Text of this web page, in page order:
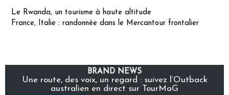
Le Rwanda, un tourisme à haute altitude
France, Italie : randonnée dans le Mercantour frontalier
BRAND NEWS
Une route, des voix, un regard : suivez l’Outback
australien en direct sur TourMaG